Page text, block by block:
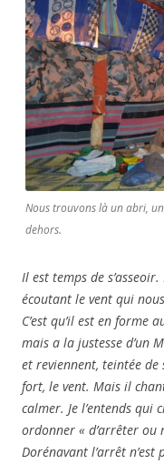
Nous trouvons là un abri, un
dehors.
Il est temps de
écoutant le vent qui
C’est qu’il est en forme
mais a la justesse d’un
et reviennent, teintée de
fort, le vent. Mais il
calmer. Je l’entends qui
ordonner « d’arrêter ou
Dorénavant l’arrêt n’est